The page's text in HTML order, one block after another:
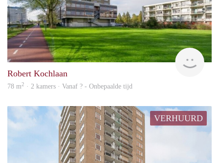
Robert Kochlaan
78 m2 · 2 kamers · Vanaf ? - Onbepaalde tijd
VERHUURD